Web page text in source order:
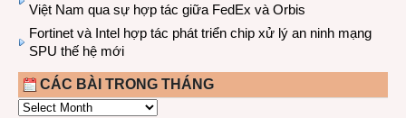
Việt Nam qua sự hợp tác giữa FedEx và Orbis
Fortinet và Intel hợp tác phát triển chip xử lý an ninh mạng
SPU thế hệ mới
CÁC BÀI TRONG THÁNG
CÁC